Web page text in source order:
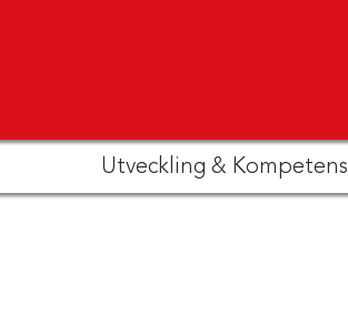
Utveckling & Kompetens